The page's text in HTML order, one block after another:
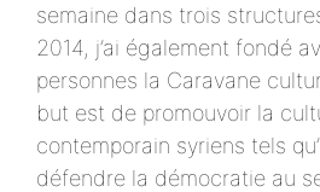
semaine dans trois
2014, j’ai également fondé
personnes la Caravane
but est de promouvoir la
contemporain syriens tels
défendre la démocratie au